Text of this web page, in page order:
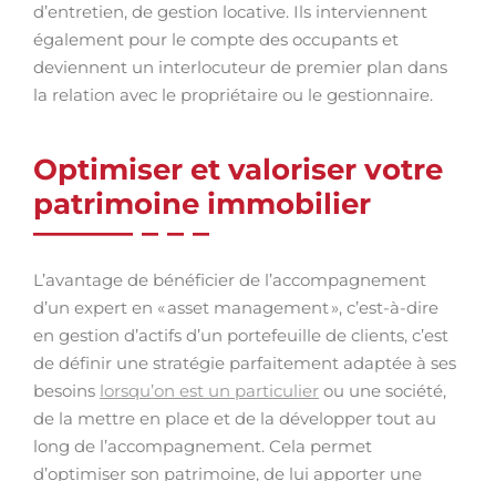
d’entretien, de gestion locative. Ils interviennent
également pour le compte des occupants et
deviennent un interlocuteur de premier plan dans
la relation avec le propriétaire ou le gestionnaire.
Optimiser et valoriser votre
patrimoine immobilier
L’avantage de bénéficier de l’accompagnement
d’un expert en « asset management », c’est-à-dire
en gestion d’actifs d’un portefeuille de clients, c’est
de définir une stratégie parfaitement adaptée à ses
besoins lorsqu’on est un particulier ou une société,
de la mettre en place et de la développer tout au
long de l’accompagnement. Cela permet
d’optimiser son patrimoine, de lui apporter une